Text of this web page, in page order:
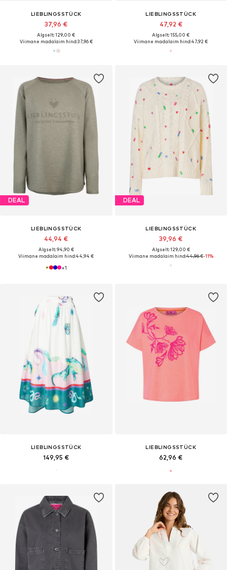
LIEBLINGSSTÜCK
37,96 €
Algselt: 129,00 €
Viimane madalaim hind:37,96 €
LIEBLINGSSTÜCK
47,92 €
Algselt: 155,00 €
Viimane madalaim hind:47,92 €
DEAL
LIEBLINGSSTÜCK
44,94 €
Algselt: 94,90 €
Viimane madalaim hind:44,94 €
+1
DEAL
LIEBLINGSSTÜCK
39,96 €
Algselt: 129,00 €
Viimane madalaim hind:44,96 €-11%
LIEBLINGSSTÜCK
149,95 €
LIEBLINGSSTÜCK
62,96 €